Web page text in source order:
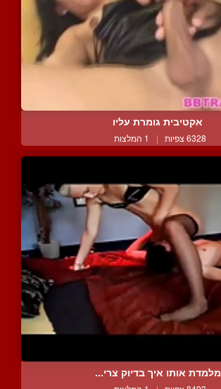
אקטיבית גומרת עליו
6328 צפיות | 1 המלצות
מלמדת אותו איך בדיוק צרי...